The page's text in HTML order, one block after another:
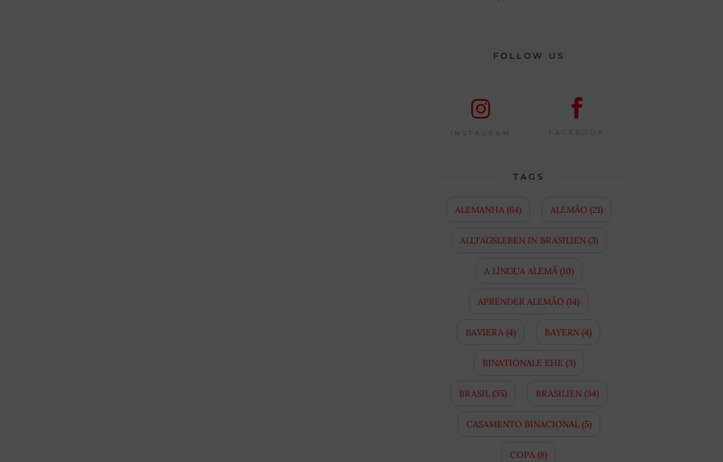
FOLLOW US
INSTAGRAM FACEBOOK
TAGS
ALEMANHA (64) ALEMÃO (21)
ALLTAGSLEBEN IN BRASILIEN(3)
A LÍNGUA ALEMÃ (10)
APRENDER ALEMÃO (14)
BAVIERA (4) BAYERN (4)
BINATIONALE EHE(3)
BRASIL(35) BRASILIEN(34)
CASAMENTO BINACIONAL(5)
COPA (8)